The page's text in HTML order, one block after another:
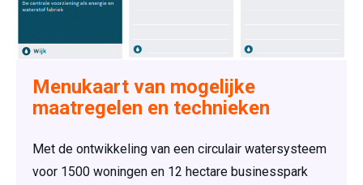
Menukaart van mogelijke
maatregelen en technieken
Met de ontwikkeling van een circulair watersysteem
voor 1500 woningen en 12 hectare businesspark